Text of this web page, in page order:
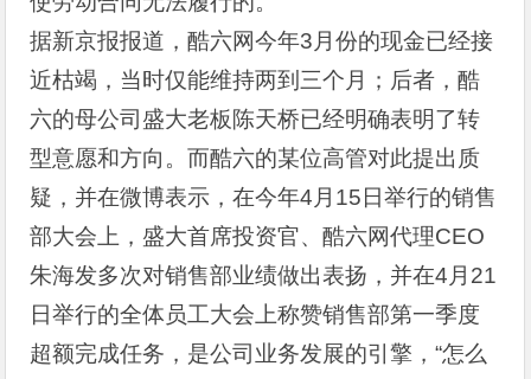
据新京报报道，酷六网今年3月份的现金已经接
近枯竭，当时仅能维持两到三个月；后者，酷
六的母公司盛大老板陈天桥已经明确表明了转
型意愿和方向。而酷六的某位高管对此提出质
疑，并在微博表示，在今年4月15日举行的销售
部大会上，盛大首席投资官、酷六网代理CEO
朱海发多次对销售部业绩做出表扬，并在4月21
日举行的全体员工大会上称赞销售部第一季度
超额完成任务，是公司业务发展的引擎，“怎么